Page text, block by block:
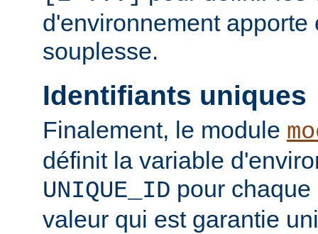
d'environnement apporte
souplesse.
Identifiants uniques
Finalement, le module
définit la variable
UNIQUE_ID pour
valeur qui est garantie